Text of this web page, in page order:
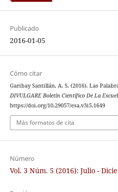
Publicado
2016-01-05
Cómo citar
Garibay Santillán, A. S. (2016). Las
DIVULGARE Boletín Científico De La
https://doi.org/10.29057/esa.v3i5.1649
Más formatos de cita
Número
Vol. 3 Núm. 5 (2016): Julio -